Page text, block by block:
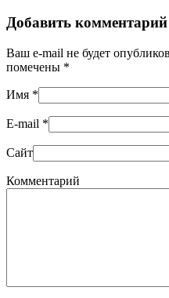
Добавить комментарий
Ваш e-mail не будет
помечены *
Имя *
E-mail *
Сайт
Комментарий